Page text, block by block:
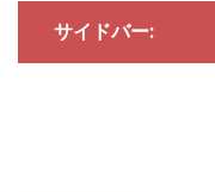
こうした変化は、次
形作られます。
サイドバー: